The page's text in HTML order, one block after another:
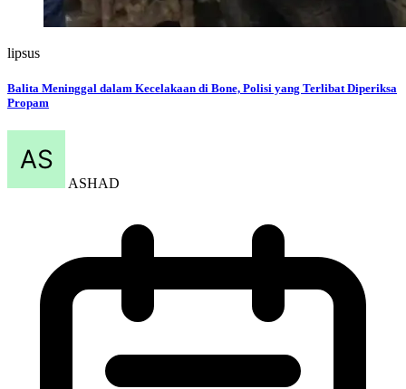
lipsus
Balita Meninggal dalam Kecelakaan di Bone, Polisi yang Terlibat Diperiksa
Propam
ASHAD